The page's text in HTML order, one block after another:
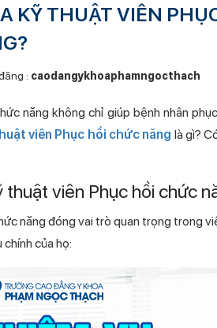
KỸ THUẬT VIÊN
: caodangykhoaphamngocthach
năng không chỉ giúp bệnh nhân
viên Phục hồi chức năng là gì?
thuật viên Phục hồi chức
năng đóng vai trò quan trọng trong
của họ: